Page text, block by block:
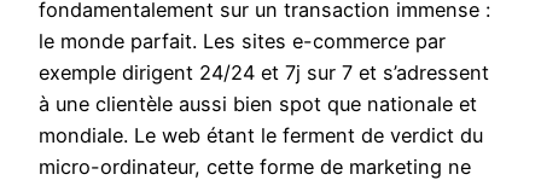
fondamentalement sur un transaction immense :
le monde parfait. Les sites e-commerce par
exemple dirigent 24/24 et 7j sur 7 et s’adressent
à une clientèle aussi bien spot que nationale et
mondiale. Le web étant le ferment de verdict du
micro-ordinateur, cette forme de marketing ne